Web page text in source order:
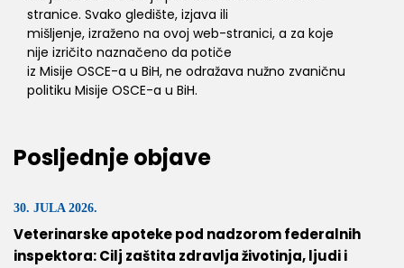
stranice. Svako gledište, izjava ili
mišljenje, izraženo na ovoj web-stranici, a za koje
nije izričito naznačeno da potiče
iz Misije OSCE-a u BiH, ne odražava nužno zvaničnu
politiku Misije OSCE-a u BiH.
Posljednje objave
30. JULA 2026.
Veterinarske apoteke pod nadzorom federalnih
inspektora: Cilj zaštita zdravlja životinja, ljudi i